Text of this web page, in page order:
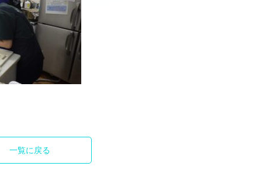
一覧に戻る